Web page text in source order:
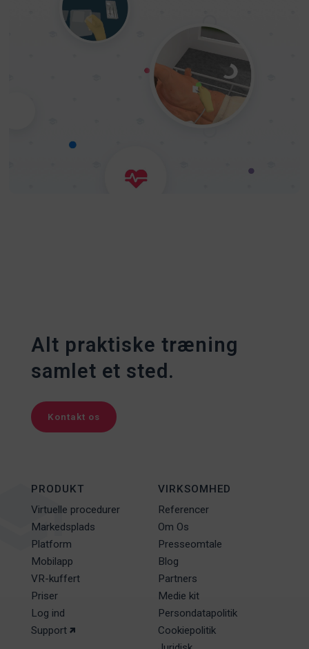
Alt praktiske træning
samlet et sted.
Kontakt os
PRODUKT
Virtuelle procedurer
Markedsplads
Platform
Mobilapp
VR-kuffert
Priser
Log ind
Support
VIRKSOMHED
Referencer
Om Os
Presseomtale
Blog
Partners
Medie kit
Persondatapolitik
Cookiepolitik